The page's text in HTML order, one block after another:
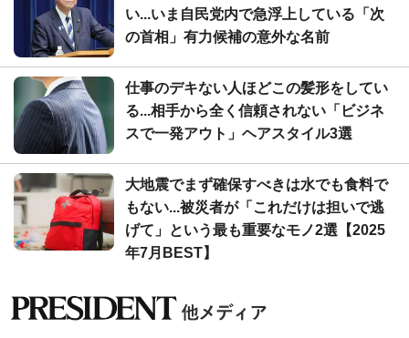
い...いま自民党内で急浮上している「次
の首相」有力候補の意外な名前
仕事のデキない人ほどこの髪形をしてい
る...相手から全く信頼されない「ビジネ
スで一発アウト」ヘアスタイル3選
大地震でまず確保すべきは水でも食料で
もない...被災者が「これだけは担いで逃
げて」という最も重要なモノ2選【2025
年7月BEST】